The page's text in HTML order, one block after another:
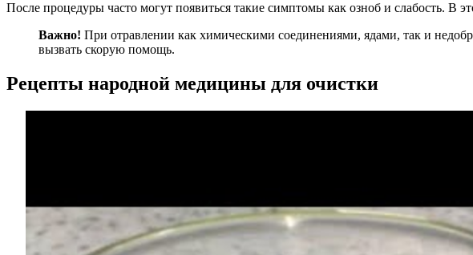
После процедуры часто могут появиться такие симптомы как озноб и слабость. В
Важно! При отравлении как химическими соединениями, ядами, так и
вызвать скорую помощь.
Рецепты народной медицины для очистки